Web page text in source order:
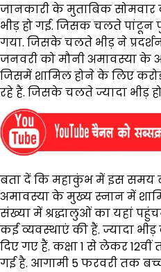
जानकारी के मुताबिक सोमवार
भीड़ हो गई. जिसक चलते पांटून
गया. जिसके चलते भीड़ ने
जनवरी को मौनी अमावस्या के
जिसमें शामिल होने के लिए
रहे हैं. जिसके चलते ज्यादा भीड़
बता दें कि महाकुंभ में इस समय
अमावस्या के मुख्य स्नान में
संख्या में श्रद्धालुओं का यहां
कई व्यवस्थाएं की हैं. ज्यादा
दिए गए हैं. कक्षा 1 से लेकर
गई है. आगामी 5 फरवरी तक